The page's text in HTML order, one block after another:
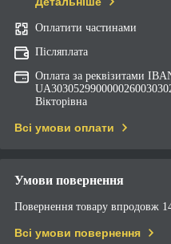
Оплатити частинами
Післяплата
Оплата за реквізитами
Вікторівна
Всі умови оплати
Умови повернення
Повернення товару впродовж
Всі умови повернення